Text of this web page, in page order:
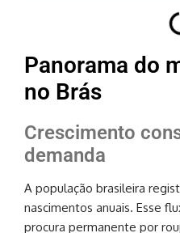
Panorama do
no Brás
Crescimento
demanda
A população brasileira
nascimentos anuais. Esse
procura permanente por